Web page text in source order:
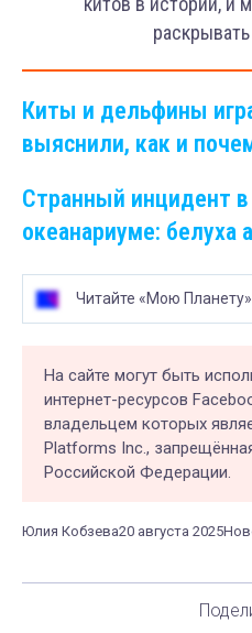
Киты и дельфины
выяснили, как и
Странный инцидент
океанариуме: белуха
Читайте «Мою
На сайте могут быть
интернет-ресурсов
владельцем которых
Platforms Inc.,
Российской Федерации.
Юлия Кобзева20 августа 2025